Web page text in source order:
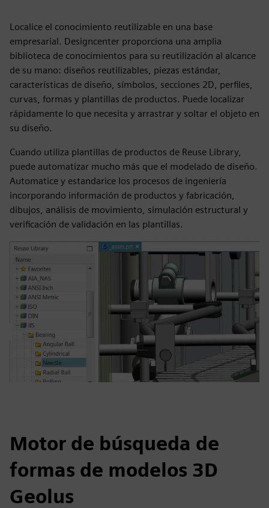
Localice el conocimiento reutilizable en una base
empresarial. Designcenter proporciona una amplia
biblioteca de conocimientos para su reutilización al alcance
de su mano: diseños reutilizables, piezas estándar,
características de diseño, símbolos, secciones 2D, perfiles,
curvas, formas y plantillas de productos. Puede localizar
rápidamente lo que necesita y arrastrar y soltar el objeto en
su diseño.
Cuando utiliza plantillas de productos de Reuse Library,
puede automatizar mucho más que el modelado de diseño.
Automatice y estandarice los procesos de ingeniería
incorporando información de productos y fabricación,
dibujos, análisis de movimiento, simulación estructural y
verificación de validación en las plantillas.
Motor de búsqueda de
formas de modelos 3D
Geolus